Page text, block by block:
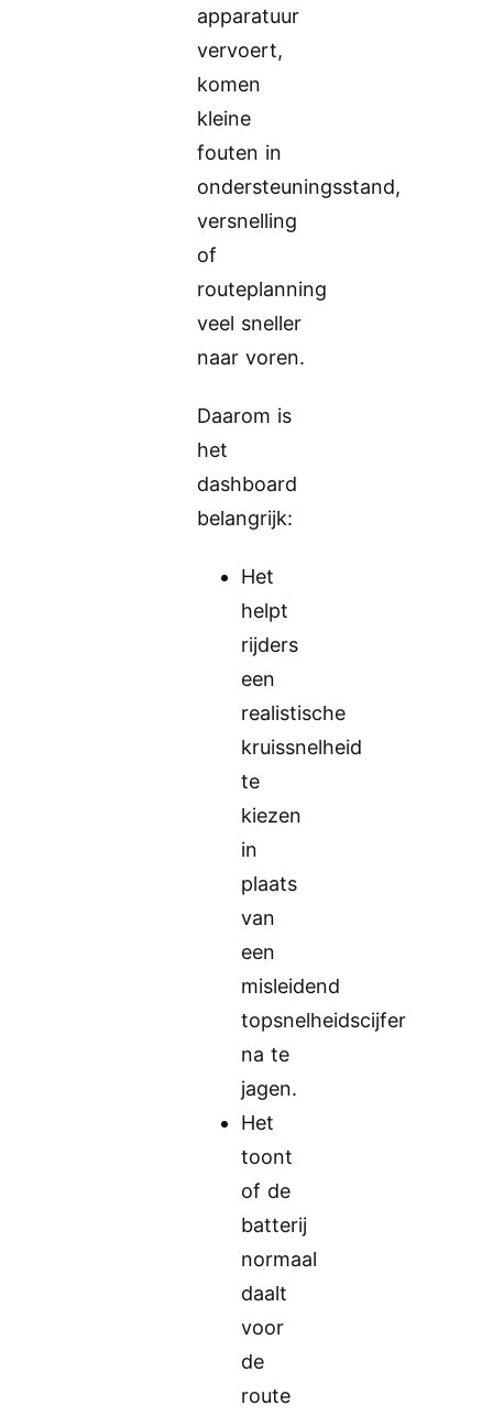
apparatuur
vervoert,
komen
kleine
fouten in
ondersteuningsstand,
versnelling
of
routeplanning
veel sneller
naar voren.
Daarom is
het
dashboard
belangrijk:
Het
helpt
rijders
een
realistische
kruissnelheid
te
kiezen
in
plaats
van
een
misleidend
topsnelheidscijfer
na te
jagen.
Het
toont
of de
batterij
normaal
daalt
voor
de
route